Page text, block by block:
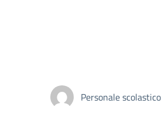
Personale scolastico